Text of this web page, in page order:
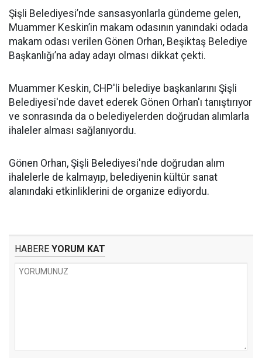
Şişli Belediyesi’nde sansasyonlarla gündeme gelen,
Muammer Keskin’in makam odasının yanındaki odada
makam odası verilen Gönen Orhan, Beşiktaş Belediye
Başkanlığı’na aday adayı olması dikkat çekti.
Muammer Keskin, CHP'li belediye başkanlarını Şişli
Belediyesi'nde davet ederek Gönen Orhan'ı tanıştırıyor
ve sonrasında da o belediyelerden doğrudan alımlarla
ihaleler alması sağlanıyordu.
Gönen Orhan, Şişli Belediyesi'nde doğrudan alım
ihalelerle de kalmayıp, belediyenin kültür sanat
alanındaki etkinliklerini de organize ediyordu.
HABERE YORUM KAT